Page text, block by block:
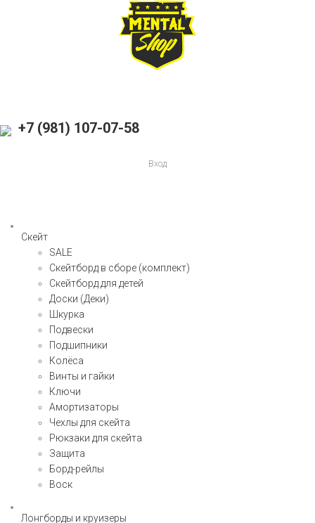
+7 (981) 107-07-58
Вход
Скейт
SALE
Скейтборд в сборе (комплект)
Скейтборд для детей
Доски (Деки)
Шкурка
Подвески
Подшипники
Колёса
Винты и гайки
Ключи
Амортизаторы
Чехлы для скейта
Рюкзаки для скейта
Защита
Борд-рейлы
Воск
Лонгборды и круизеры